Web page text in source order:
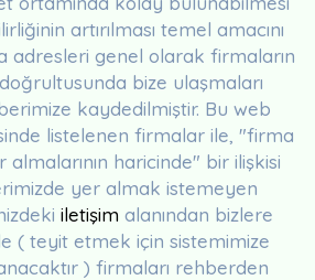
artırılması temel amacını
adresleri genel olarak firmaların
bize ulaşmaları
kaydedilmiştir. Bu web
listelenen firmalar ile, "firma
haricinde" bir ilişkisi
yer almak istemeyen
iletişim alanından bizlere
( teyit etmek için sistemimize
) firmaları rehberden